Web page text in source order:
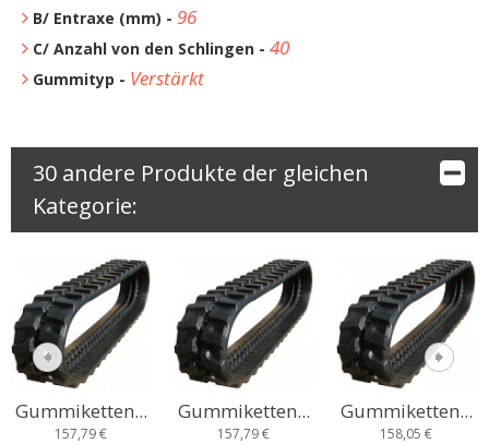
B/ Entraxe (mm) - 96
C/ Anzahl von den Schlingen - 40
Gummityp - Verstärkt
30 andere Produkte der gleichen
Kategorie:
Gummiketten...
157,79 €
Gummiketten...
157,79 €
Gummiketten...
158,05 €